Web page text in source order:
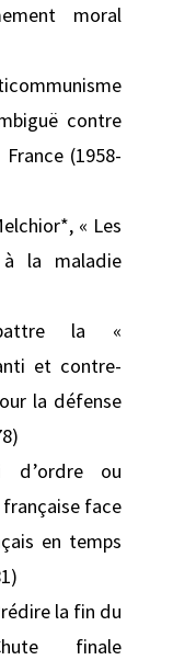
moral
contre
(1958-
« Les
à la maladie
la «
et contre-
la défense
d’ordre ou
française face
en temps
la fin du
finale